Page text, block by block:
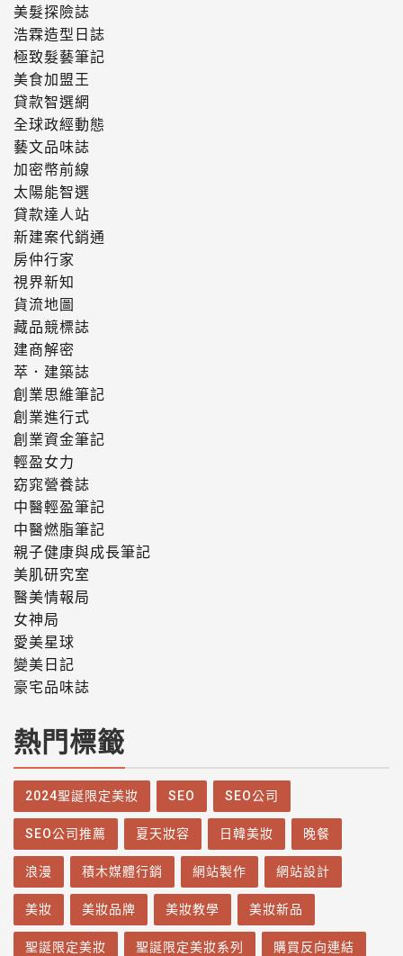
美髮探險誌
浩霖造型日誌
極致髮藝筆記
美食加盟王
貸款智選網
全球政經動態
藝文品味誌
加密幣前線
太陽能智選
貸款達人站
新建案代銷通
房仲行家
視界新知
貨流地圖
藏品競標誌
建商解密
萃．建築誌
創業思維筆記
創業進行式
創業資金筆記
輕盈女力
窈窕營養誌
中醫輕盈筆記
中醫燃脂筆記
親子健康與成長筆記
美肌研究室
醫美情報局
女神局
愛美星球
變美日記
豪宅品味誌
熱門標籤
2024聖誕限定美妝 SEO SEO公司
SEO公司推薦 夏天妝容 日韓美妝 晚餐
浪漫 積木媒體行銷 網站製作 網站設計
美妝 美妝品牌 美妝教學 美妝新品
聖誕限定美妝 聖誕限定美妝系列 購買反向連結